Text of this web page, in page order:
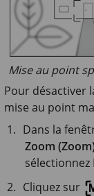
Mise au point
Pour désactiver
mise au point
Dans la
Zoom
sélectionnez
Cliquez sur